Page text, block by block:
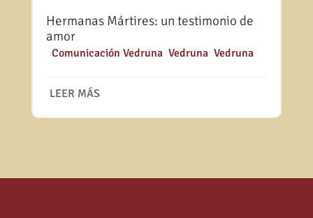
Hermanas Mártires: un testimonio de
amor
Comunicación Vedruna, Vedruna, Vedruna
LEER MÁS